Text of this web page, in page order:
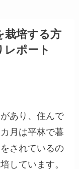
栽培する方
ポート
あり、住んで
月は平林で暮
されているの
しています。